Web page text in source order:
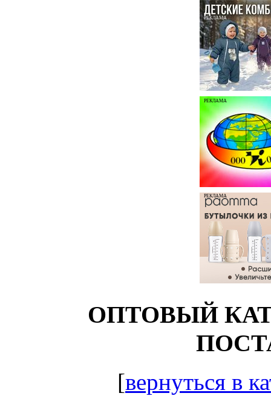
РЕКЛАМА
РЕКЛАМА
РЕКЛАМА
ОПТОВЫЙ
[вернуться в